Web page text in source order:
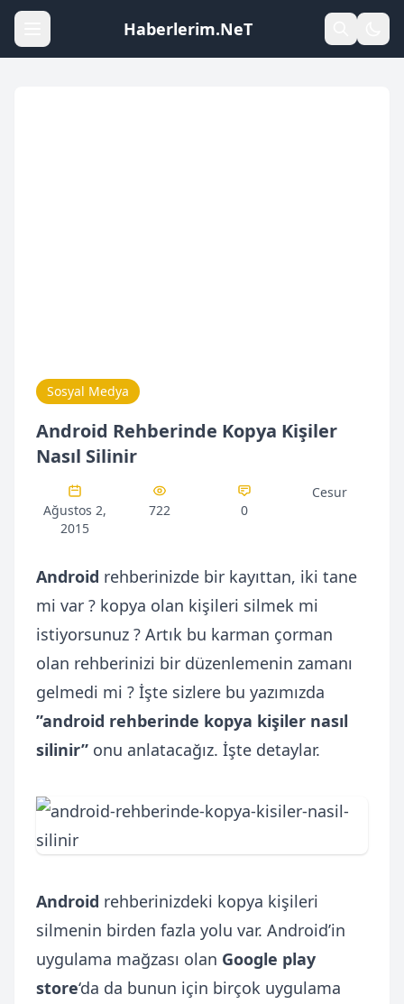
Haberlerim.NeT
Sosyal Medya
Android Rehberinde Kopya Kişiler
Nasıl Silinir
Ağustos 2,
2015
722 0
Cesur
Android rehberinizde bir kayıttan, iki tane
mi var ? kopya olan kişileri silmek mi
istiyorsunuz ? Artık bu karman çorman
olan rehberinizi bir düzenlemenin zamanı
gelmedi mi ? İşte sizlere bu yazımızda
”android rehberinde kopya kişiler nasıl
silinir” onu anlatacağız. İşte detaylar.
Android rehberinizdeki kopya kişileri
silmenin birden fazla yolu var. Android’in
uygulama mağzası olan Google play
store‘da da bunun için birçok uygulama